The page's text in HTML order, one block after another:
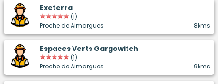
Exeterra
(1)
Proche de Aimargues
8kms
Espaces Verts Gargowitch
(1)
Proche de Aimargues
9kms